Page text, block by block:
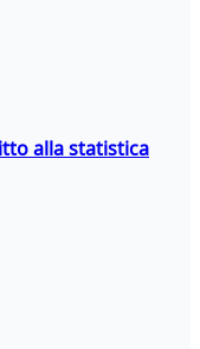
alla statistica